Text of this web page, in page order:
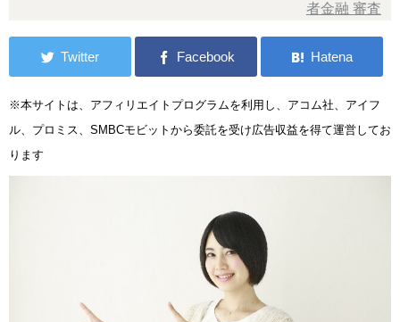
者金融 審査
※本サイトは、アフィリエイトプログラムを利用し、アコム社、アイフ
ル、プロミス、SMBCモビットから委託を受け広告収益を得て運営してお
ります